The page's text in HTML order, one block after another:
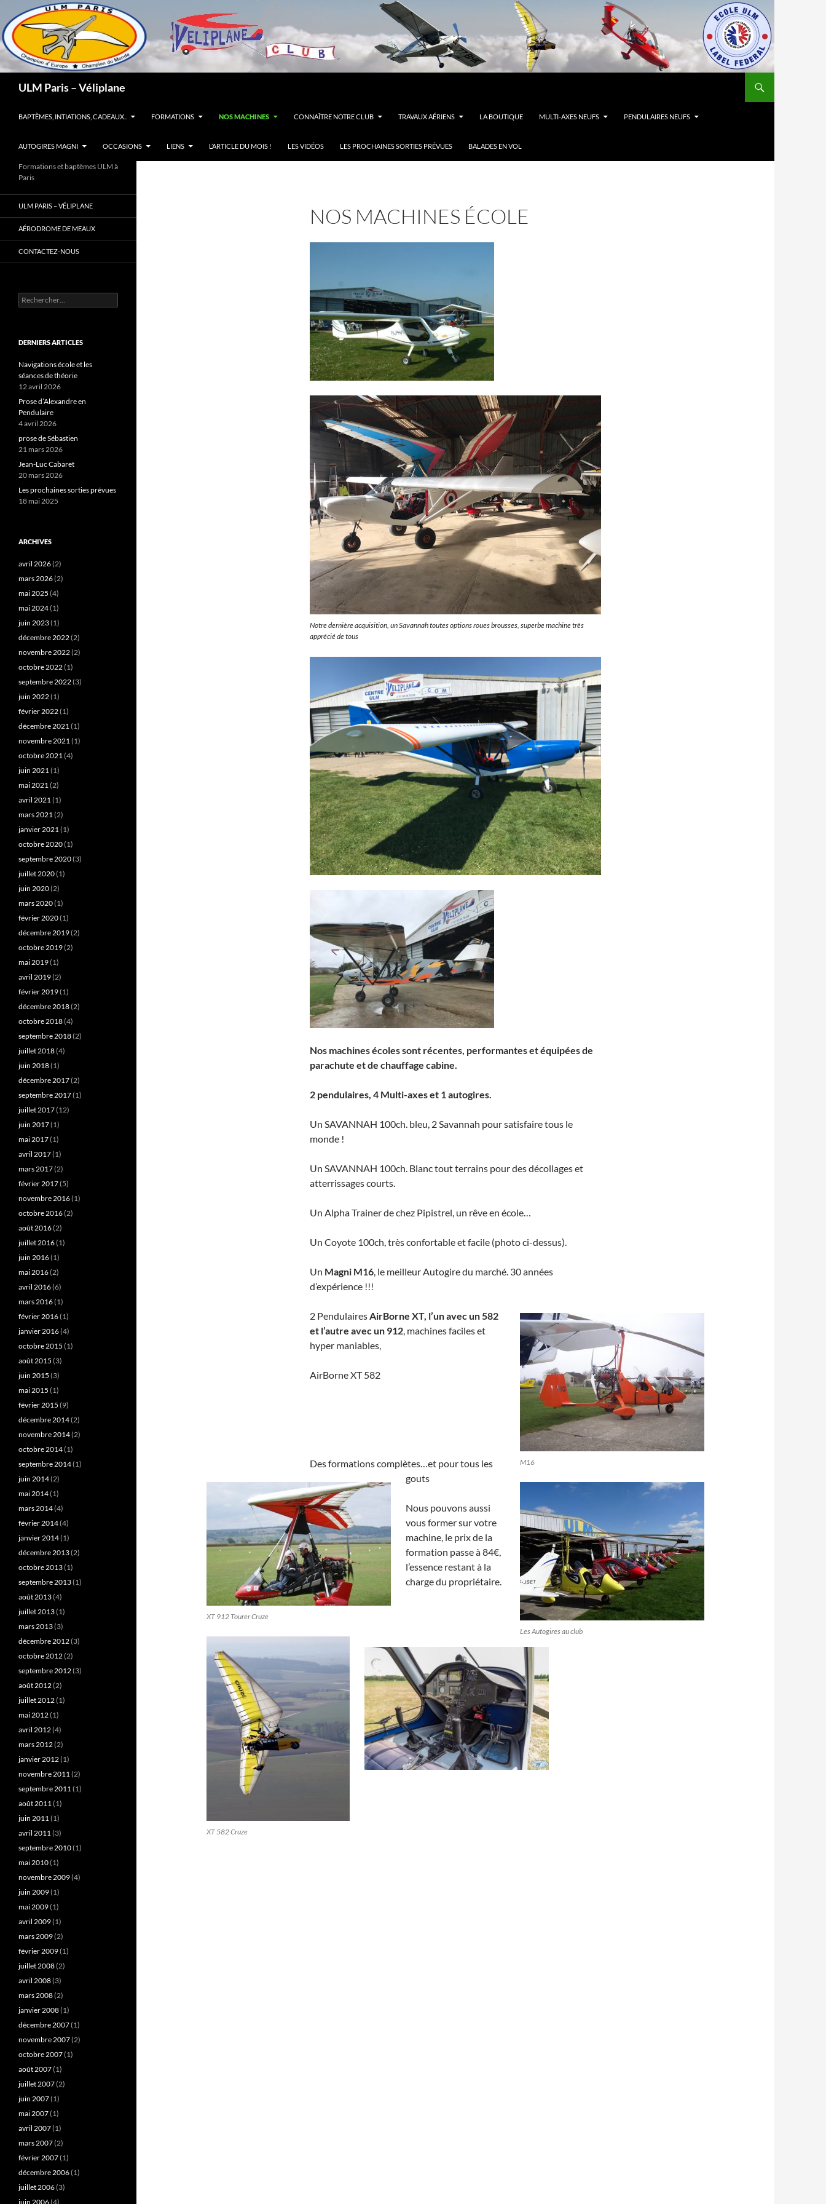
ULM Paris – Véliplane
BAPTÈMES, INTIATIONS, CADEAUX..
FORMATIONS NOS MACHINES CONNAÎTRE NOTRE CLUB TRAVAUX AÉRIENS LA BOUTIQUE MULTI-AXES NEUFS PENDULAIRES NEUFS
AUTOGIRES MAGNI OCCASIONS LIENS L’ARTICLE DU MOIS ! LES VIDÉOS LES PROCHAINES SORTIES PRÉVUES BALADES EN VOL
NOS MACHINES ÉCOLE
Notre dernière acquisition, un Savannah toutes options roues brousses, superbe machine très
apprécié de tous
Nos machines écoles sont récentes, performantes et équipées de
parachute et de chauffage cabine.
2 pendulaires, 4 Multi-axeset 1 autogires.
Un SAVANNAH 100ch. bleu, 2 Savannah pour satisfaire tous le
monde !
Un SAVANNAH 100ch. Blanc tout terrains pour des décollages et
atterrissages courts.
Un Alpha Trainer de chez Pipistrel, un rêve en école…
Un Coyote 100ch, très confortable et facile (photo ci-dessus).
Un Magni M16, le meilleur Autogire du marché. 30 années
d’expérience !!!
M16
Les Autogires au club
XT 912 Tourer Cruze
XT 582 Cruze
2 PendulairesAirBorne XT, l’un avec un 582
et l’autre avec un 912, machines faciles et
hyper maniables,
AirBorne XT 582
Des formations complètes…et pour tous les
gouts
Nous pouvons aussi
vous former sur votre
machine, le prix de la
formation passe à 84€,
l’essence restant à la
charge du propriétaire.
Formations et baptèmes ULM à
Paris
ULM PARIS – VÉLIPLANE
AÉRODROME DE MEAUX
CONTACTEZ-NOUS
Rechercher :
DERNIERS ARTICLES
Navigations école et les
séances de théorie
12 avril 2026
Prose d’Alexandre en
Pendulaire
4 avril 2026
prose de Sébastien
21 mars 2026
Jean-Luc Cabaret
20 mars 2026
Les prochaines sorties prévues
18 mai 2025
ARCHIVES
avril 2026(2)
mars 2026(2)
mai 2025 (4)
mai 2024(1)
juin 2023(1)
décembre 2022(2)
novembre 2022(2)
octobre 2022(1)
septembre 2022(3)
juin 2022(1)
février 2022(1)
décembre 2021(1)
novembre 2021(1)
octobre 2021(4)
juin 2021(1)
mai 2021(2)
avril 2021(1)
mars 2021(2)
janvier 2021(1)
octobre 2020(1)
septembre 2020(3)
juillet 2020(1)
juin 2020(2)
mars 2020(1)
février 2020(1)
décembre 2019(2)
octobre 2019(2)
mai 2019(1)
avril 2019(2)
février 2019(1)
décembre 2018(2)
octobre 2018(4)
septembre 2018(2)
juillet 2018(4)
juin 2018(1)
décembre 2017(2)
septembre 2017(1)
juillet 2017(12)
juin 2017(1)
mai 2017(1)
avril 2017(1)
mars 2017(2)
février 2017(5)
novembre 2016(1)
octobre 2016(2)
août 2016(2)
juillet 2016(1)
juin 2016(1)
mai 2016(2)
avril 2016(6)
mars 2016(1)
février 2016(1)
janvier 2016(4)
octobre 2015 (1)
août 2015 (3)
juin 2015 (3)
mai 2015 (1)
février 2015 (9)
décembre 2014(2)
novembre 2014(2)
octobre 2014(1)
septembre 2014(1)
juin 2014(2)
mai 2014(1)
mars 2014(4)
février 2014(4)
janvier 2014(1)
décembre 2013(2)
octobre 2013(1)
septembre 2013(1)
août 2013(4)
juillet 2013(1)
mars 2013(3)
décembre 2012(3)
octobre 2012(2)
septembre 2012(3)
août 2012(2)
juillet 2012(1)
mai 2012(1)
avril 2012(4)
mars 2012(2)
janvier 2012(1)
novembre 2011(2)
septembre 2011(1)
août 2011(1)
juin 2011(1)
avril 2011(3)
septembre 2010(1)
mai 2010(1)
novembre 2009(4)
juin 2009(1)
mai 2009(1)
avril 2009(1)
mars 2009(2)
février 2009(1)
juillet 2008(2)
avril 2008(3)
mars 2008(2)
janvier 2008(1)
décembre 2007(1)
novembre 2007(2)
octobre 2007(1)
août 2007(1)
juillet 2007(2)
juin 2007(1)
mai 2007(1)
avril 2007(1)
mars 2007(2)
février 2007(1)
décembre 2006(1)
juillet 2006(3)
juin 2006(4)